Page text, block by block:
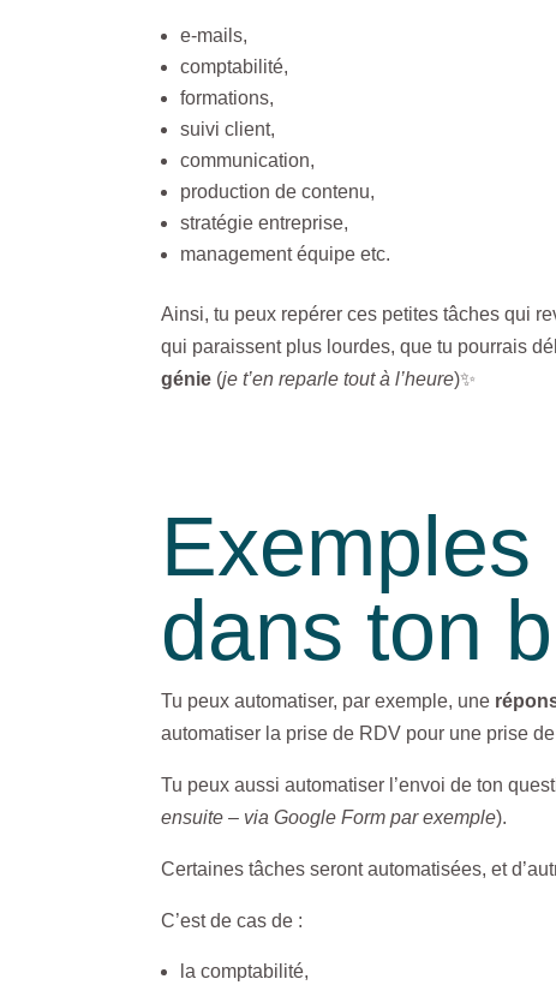
e-mails,
comptabilité,
formations,
suivi client,
communication,
production de contenu,
stratégie entreprise,
management équipe etc.
Ainsi, tu peux repérer ces petites tâches qui
qui paraissent plus lourdes, que tu pourrais
génie (je t’en reparle tout à l’heure)✨
dans ton
Tu peux automatiser, par exemple, une
automatiser la prise de RDV pour une prise
Tu peux aussi automatiser l’envoi de ton
ensuite – via Google Form par exemple).
Certaines tâches seront automatisées, et
C’est de cas de :
la comptabilité,